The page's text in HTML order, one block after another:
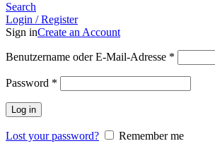
Search
Login / Register
Sign inCreate an Account
Benutzername oder E-Mail-Adresse *
Password *
Log in
Lost your password?
Remember me